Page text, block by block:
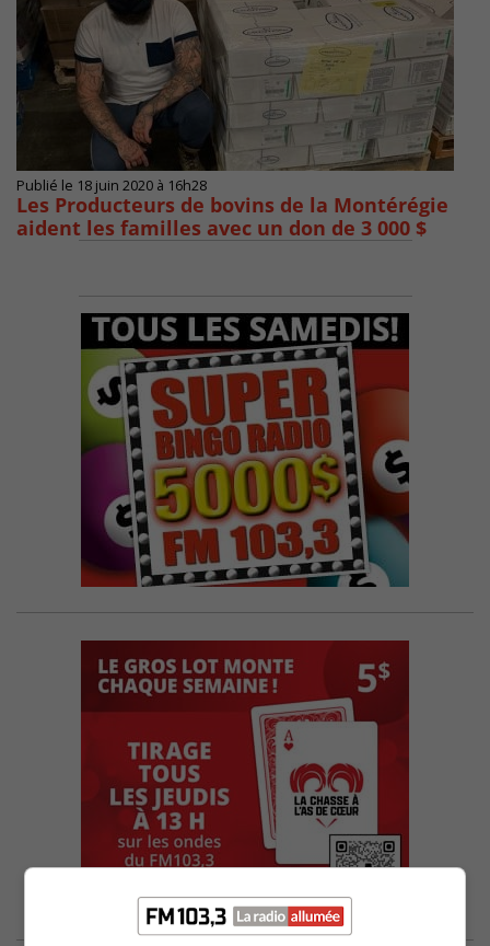
Publié le 18 juin 2020 à 16h28
Les Producteurs de bovins de la Montérégie
aident les familles avec un don de 3 000 $